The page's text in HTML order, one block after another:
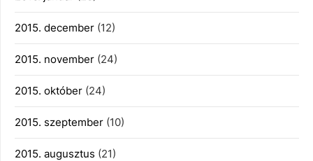
2015. december (12)
2015. november (24)
2015. október (24)
2015. szeptember (10)
2015. augusztus (21)